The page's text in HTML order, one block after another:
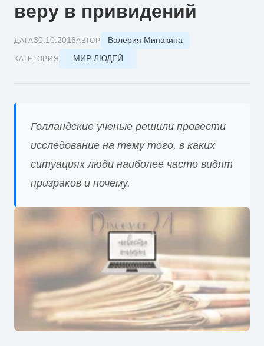
веру в привидений
ДАТА30.10.2016АВТОР Валерия Минакина
КАТЕГОРИЯ МИР ЛЮДЕЙ
Голландские ученые решили провести
исследование на тему того, в каких
ситуациях люди наиболее часто видят
призраков и почему.